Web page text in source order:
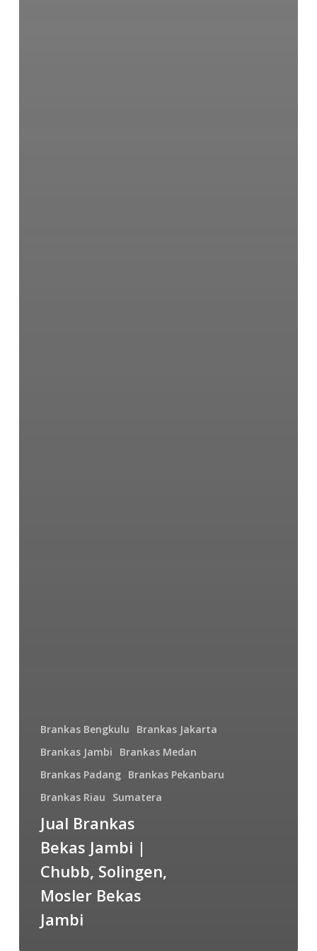
Brankas Bengkulu
Brankas Jakarta
Brankas Jambi
Brankas Medan
Brankas Padang Brankas Pekanbaru
Brankas Riau
Sumatera
Jual Brankas
Bekas Jambi |
Chubb, Solingen,
Mosler Bekas
Jambi